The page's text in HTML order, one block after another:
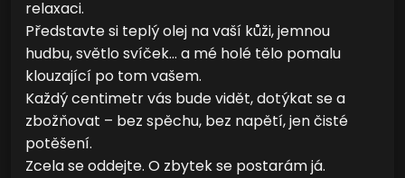
relaxaci.
Představte si teplý olej na vaší kůži, jemnou
hudbu, světlo svíček… a mé holé tělo pomalu
klouzající po tom vašem.
Každý centimetr vás bude vidět, dotýkat se a
zbožňovat – bez spěchu, bez napětí, jen čisté
potěšení.
Zcela se oddejte. O zbytek se postarám já.